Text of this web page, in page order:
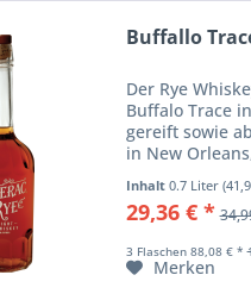
Buffallo
Der Rye
Buffalo Trace
gereift sowie
in New
bester US-
Tradition.
Jahrhunderts
Inhalt 0.7 Liter
29,36 € *
3 Flaschen 88,08 € *
Merken